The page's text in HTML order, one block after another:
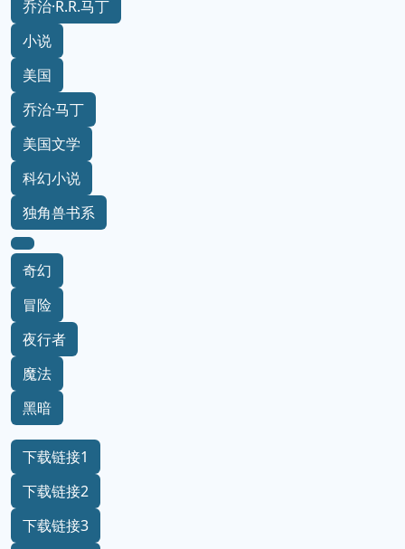
乔治·R.R.马丁
小说
美国
乔治·马丁
美国文学
科幻小说
独角兽书系
奇幻
冒险
夜行者
魔法
黑暗
下载链接1
下载链接2
下载链接3